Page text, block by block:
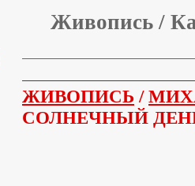
Живопись /
ЖИВОПИСЬ /
СОЛНЕЧНЫЙ